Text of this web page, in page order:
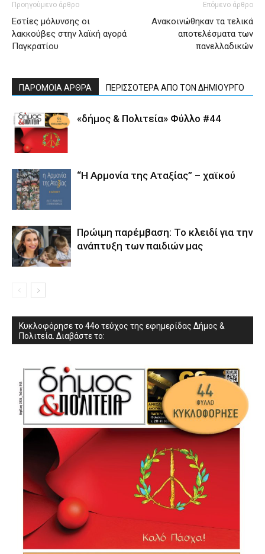
Προηγούμενο άρθρο
Εστίες μόλυνσης οι
λακκούβες στην λαϊκή αγορά
Παγκρατίου
Επόμενο άρθρο
Ανακοινώθηκαν τα τελικά
αποτελέσματα των
πανελλαδικών
ΠΑΡΟΜΟΙΑ ΑΡΘΡΑ ΠΕΡΙΣΣΟΤΕΡΑ ΑΠΟ ΤΟΝ ΔΗΜΙΟΥΡΓΟ
«δήμος & Πολιτεία» Φύλλο #44
“Η Αρμονία της Αταξίας” – χαϊκού
Πρώιμη παρέμβαση: Το κλειδί για την
ανάπτυξη των παιδιών µας
Κυκλοφόρησε το 44ο τεύχος της εφημερίδας Δήμος &
Πολιτεία. Διαβάστε το: